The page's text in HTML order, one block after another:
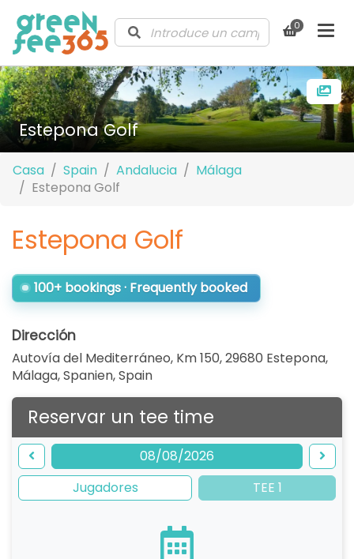
0
Estepona Golf
Casa Spain Andalucia
Málaga
Estepona Golf
Estepona Golf
100+ bookings · Frequently booked
Dirección
Autovía del Mediterráneo, Km 150, 29680 Estepona,
Málaga, Spanien,Spain
Reservar un tee time
08/08/2026
Jugadores
TEE 1